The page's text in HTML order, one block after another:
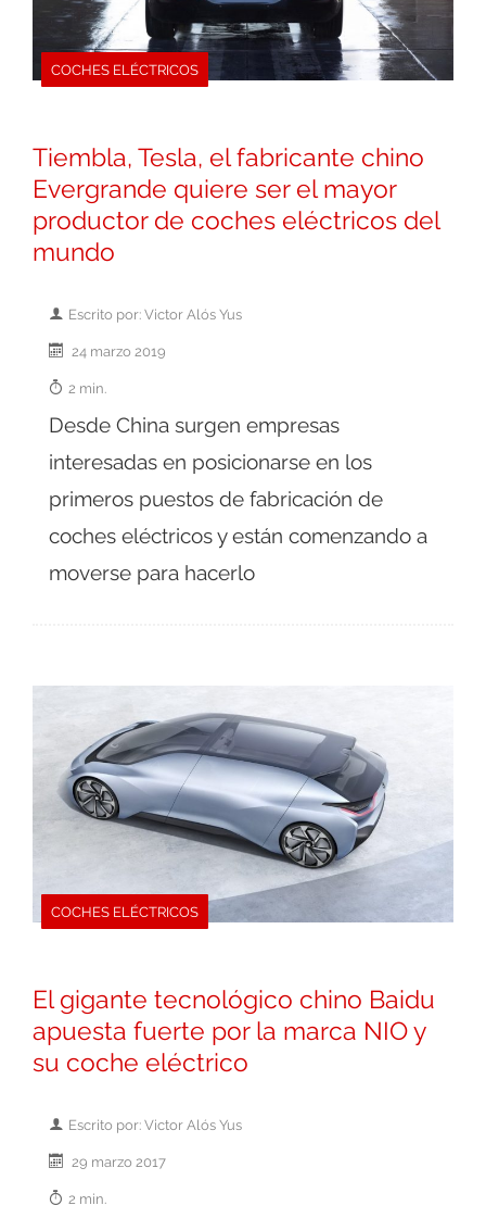
COCHES ELÉCTRICOS
Tiembla, Tesla, el fabricante chino
Evergrande quiere ser el mayor
productor de coches eléctricos del
mundo
Escrito por: Victor Alós Yus
24 marzo 2019
2 min.
Desde China surgen empresas
interesadas en posicionarse en los
primeros puestos de fabricación de
coches eléctricos y están comenzando a
moverse para hacerlo
COCHES ELÉCTRICOS
El gigante tecnológico chino Baidu
apuesta fuerte por la marca NIO y
su coche eléctrico
Escrito por: Victor Alós Yus
29 marzo 2017
2 min.